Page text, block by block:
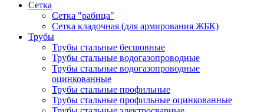
Сетка
Сетка "рабица"
Сетка кладочная (для армирования ЖБК)
Трубы
Трубы стальные бесшовные
Трубы стальные водогазопроводные
Трубы стальные водогазопроводные
оцинкованные
Трубы стальные профильные
Трубы стальные профильные оцинкованные